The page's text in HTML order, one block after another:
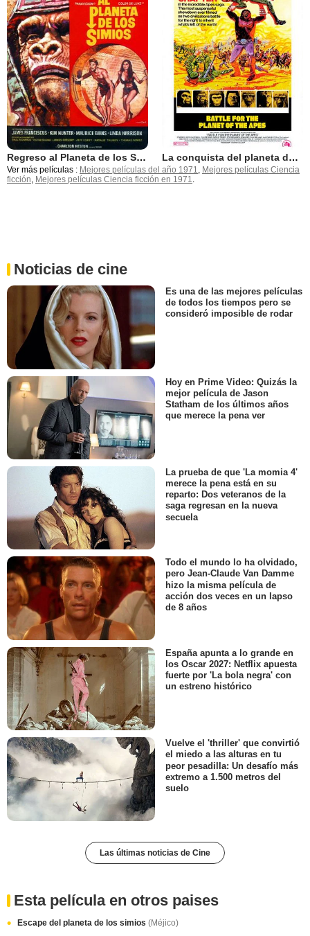
Regreso al Planeta de los Simios La conquista del planeta de los simios
Ver más películas : Mejores películas del año 1971, Mejores películas Ciencia
ficción, Mejores películas Ciencia ficción en 1971.
Noticias de cine
Es una de las mejores películas
de todos los tiempos pero se
consideró imposible de rodar
Hoy en Prime Video: Quizás la
mejor película de Jason
Statham de los últimos años
que merece la pena ver
La prueba de que 'La momia 4'
merece la pena está en su
reparto: Dos veteranos de la
saga regresan en la nueva
secuela
Todo el mundo lo ha olvidado,
pero Jean-Claude Van Damme
hizo la misma película de
acción dos veces en un lapso
de 8 años
España apunta a lo grande en
los Oscar 2027: Netflix apuesta
fuerte por 'La bola negra' con
un estreno histórico
Vuelve el 'thriller' que convirtió
el miedo a las alturas en tu
peor pesadilla: Un desafío más
extremo a 1.500 metros del
suelo
Las últimas noticias de Cine
Esta película en otros paises
Escape del planeta de los simios (Méjico)